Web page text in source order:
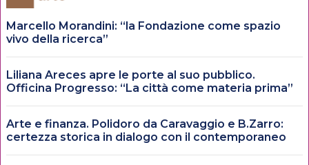
Marcello Morandini: “la Fondazione come spazio
vivo della ricerca”
Liliana Areces apre le porte al suo pubblico.
Officina Progresso: “La città come materia prima”
Arte e finanza. Polidoro da Caravaggio e B.Zarro:
certezza storica in dialogo con il contemporaneo